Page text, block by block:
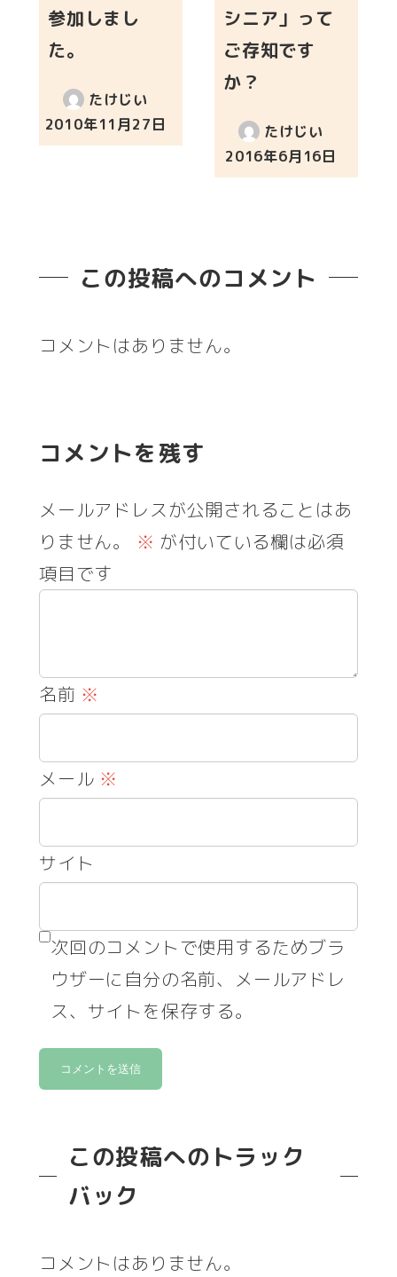
参加しまし
た。
たけじい
投稿日
2010年11月27日
シニア」って
ご存知です
か？
たけじい
投稿日
2016年6月16日
この投稿へのコメント
コメントはありません。
コメントを残す
メールアドレスが公開されることはあ
りません。
※ が付いている欄は必須
項目です
名前 ※
メール ※
サイト
次回のコメントで使用するためブラ
ウザーに自分の名前、メールアドレ
ス、サイトを保存する。
この投稿へのトラック
バック
コメントはありません。